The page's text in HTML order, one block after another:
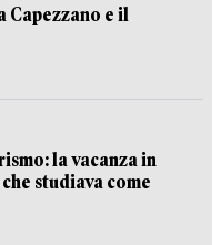
Capezzano e il
la vacanza in
studiava come